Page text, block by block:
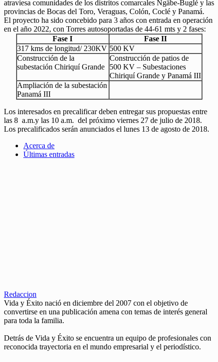
atraviesa comunidades de los distritos comarcales Ngäbe-Buglé y las
provincias de Bocas del Toro, Veraguas, Colón, Coclé y Panamá.
El proyecto ha sido concebido para 3 años con entrada en operación
en el año 2022, con Torres autosoportadas de 44-61 mts y 2 fases:
Fase I
Fase II
317 kms de longitud/ 230KV 500 KV
Construcción de la
subestación Chiriquí Grande
Construcción de patios de
500 KV – Subestaciones
Chiriquí Grande y Panamá III
Ampliación de la subestación
Panamá III
Los interesados en precalificar deben entregar sus propuestas entre
las 8 a.m.y las 10 a.m. del próximo viernes 27 de julio de 2018.
Los precalificados serán anunciados el lunes 13 de agosto de 2018.
Acerca de
Últimas entradas
Redaccion
Vida y Éxito nació en diciembre del 2007 con el objetivo de
convertirse en una publicación amena con temas de interés general
para toda la familia.
Detrás de Vida y Éxito se encuentra un equipo de profesionales con
reconocida trayectoria en el mundo empresarial y el periodístico.